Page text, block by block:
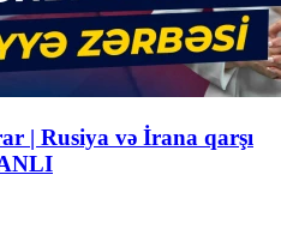
| Rusiya və İrana qarşı